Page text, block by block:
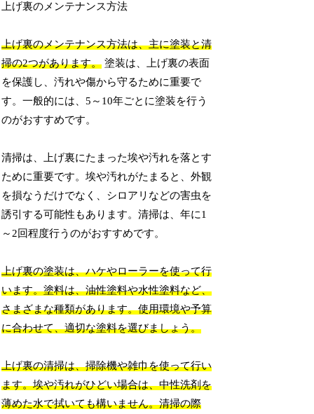
上げ裏のメンテナンス方法
上げ裏のメンテナンス方法は、主に塗装と清
掃の2つがあります。 塗装は、上げ裏の表面
を保護し、汚れや傷から守るために重要で
す。一般的には、5～10年ごとに塗装を行う
のがおすすめです。
清掃は、上げ裏にたまった埃や汚れを落とす
ために重要です。埃や汚れがたまると、外観
を損なうだけでなく、シロアリなどの害虫を
誘引する可能性もあります。清掃は、年に1
～2回程度行うのがおすすめです。
上げ裏の塗装は、ハケやローラーを使って行
います。塗料は、油性塗料や水性塗料など、
さまざまな種類があります。使用環境や予算
に合わせて、適切な塗料を選びましょう。
上げ裏の清掃は、掃除機や雑巾を使って行い
ます。埃や汚れがひどい場合は、中性洗剤を
薄めた水で拭いても構いません。清掃の際